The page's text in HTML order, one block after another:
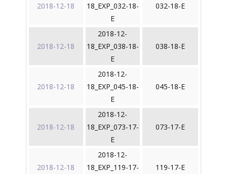
2018-12-18
18_EXP_032-18-
E
032-18-E
2018-12-18
2018-12-
18_EXP_038-18-
E
038-18-E
2018-12-18
2018-12-
18_EXP_045-18-
E
045-18-E
2018-12-18
2018-12-
18_EXP_073-17-
E
073-17-E
2018-12-18
2018-12-
18_EXP_119-17-
119-17-E